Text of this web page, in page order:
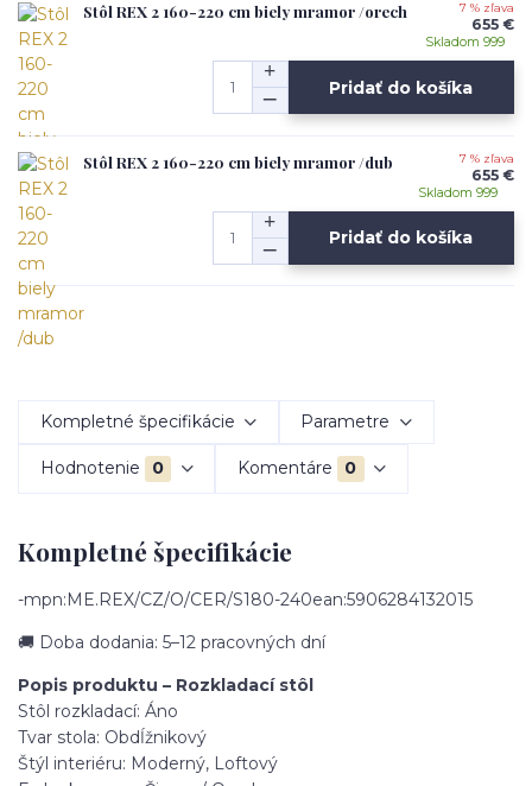
Stôl REX 2 160-220 cm biely mramor /orech 7 % zľava
655 €
Skladom 999
Pridať do košíka
Stôl REX 2 160-220 cm biely mramor /dub 7 % zľava
655 €
Skladom 999
Pridať do košíka
Kompletné špecifikácie Parametre
Hodnotenie 0 Komentáre 0
Kompletné špecifikácie
-mpn:ME.REX/CZ/O/CER/S180-240ean:5906284132015
🚚 Doba dodania: 5–12 pracovných dní
Popis produktu – Rozkladací stôl
Stôl rozkladací: Áno
Tvar stola: Obdĺžnikový
Štýl interiéru: Moderný, Loftový